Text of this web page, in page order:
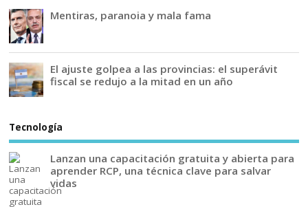
Mentiras, paranoia y mala fama
El ajuste golpea a las provincias: el superávit
fiscal se redujo a la mitad en un año
Tecnología
Lanzan una capacitación gratuita y abierta para
aprender RCP, una técnica clave para salvar
vidas